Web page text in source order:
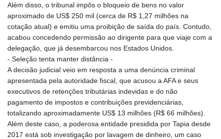
Além disso, o tribunal impôs o bloqueio de bens no valor
aproximado de US$ 250 mil (cerca de R$ 1,27 milhões na
cotação atual) e emitiu uma proibição de saída do país. Contudo,
acabou concedendo permissão ao dirigente para que viaje com a
delegação, que já desembarcou nos Estados Unidos.
- Seleção tenta manter distância -
A decisão judicial veio em resposta a uma denúncia criminal
apresentada pela autoridade fiscal, que acusou a AFA e seus
executivos de retenções tributárias indevidas e do não
pagamento de impostos e contribuições previdenciárias,
totalizando aproximadamente US$ 13 milhões (R$ 66 milhões).
Além deste caso, a poderosa entidade presidida por Tapia desde
2017 está sob investigação por lavagem de dinheiro, um caso